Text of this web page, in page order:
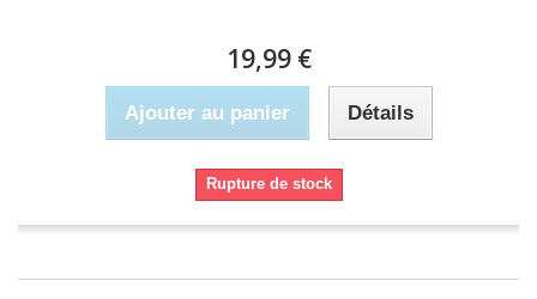
19,99 €
Ajouter au panier Détails
Rupture de stock